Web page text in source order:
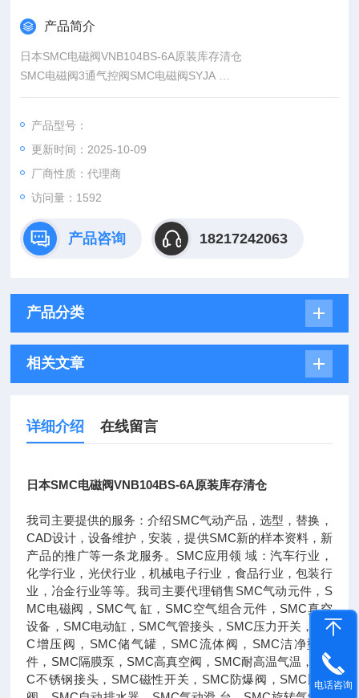
产品简介
日本SMC电磁阀VNB104BS-6A原装库存清仓
SMC电磁阀3通气控阀SMC电磁阀SYJA
SMC电磁阀弹性密封
SMC电磁阀SYJA300 3.6dm3/（sbar）
SMC电磁阀SYJA500 1.2dm3/（sbar）
产品型号：
更新时间：2025-10-09
厂商性质：代理商
访问量：1592
产品咨询 18217242063
产品分类
相关文章
详细介绍 在线留言
日本SMC电磁阀VNB104BS-6A原装库存清仓
我司主要提供的服务：介绍SMC气动产品，选型，替换，
CAD设计，设备维护，安装，提供SMC新的样本资料，新
产品的推广等一条龙服务。SMC应用领 域：汽车行业，
化学行业，光伏行业，机械电子行业，食品行业，包装行
业，冶金行业等等。我司主要代理销售SMC气动元件，S
MC电磁阀，SMC气 缸，SMC空气组合元件，SMC真空
设备，SMC电动缸，SMC气管接头，SMC压力开关，SM
C增压阀，SMC储气罐，SMC流体阀，SMC洁净型元
件，SMC隔膜泵，SMC高真空阀，SMC耐高温气温，SM
C不锈钢接头，SMC磁性开关，SMC防爆阀，SMC比例电话咨询